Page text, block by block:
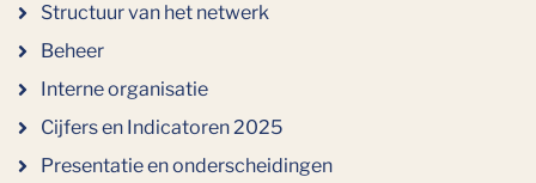
Structuur van het netwerk
Beheer
Interne organisatie
Cijfers en Indicatoren 2025
Presentatie en onderscheidingen